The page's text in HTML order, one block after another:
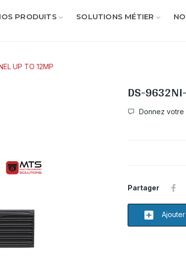
PRODUITS SOLUTIONS MÉTIER
UP TO 12MP
DS-
Donnez votre
Partager
add_box